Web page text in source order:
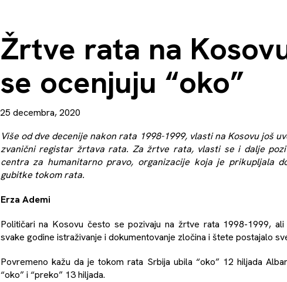
Žrtve rata na
se ocenjuju “oko”
25 decembra, 2020
Više od dve decenije nakon rata 1998-1999, vlasti na Kosovu još
zvanični registar žrtava rata. Za žrtve rata, vlasti se i dalje
centra za humanitarno pravo, organizacije koja je prikupljala
gubitke tokom rata.
Erza Ademi
Političari na Kosovu često se pozivaju na žrtve rata 1998-1999,
svake godine istraživanje i dokumentovanje zločina i štete postajalo
Povremeno kažu da je tokom rata Srbija ubila “oko” 12 hiljada
“oko” i “preko” 13 hiljada.